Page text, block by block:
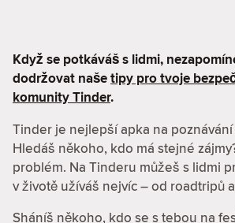
Když se potkáváš s lidmi,
dodržovat našetipy pro tvoje
komunity Tinder.
Tinder je nejlepší apka na
Hledáš někoho, kdo má stejné
problém. Na Tinderu můžeš s lidmi
v životě užíváš nejvíc – od roadtripů
Sháníš někoho, kdo se s tebou na